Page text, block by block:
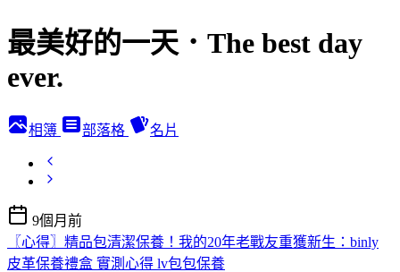
最美好的一天．The best day
ever.
相簿 部落格 名片
9個月前
〖心得〗精品包清潔保養！我的20年老戰友重獲新生：binly
皮革保養禮盒 實測心得 lv包包保養